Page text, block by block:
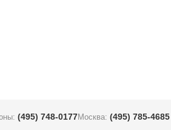
(495) 748-0177Москва: (495) 785-4685